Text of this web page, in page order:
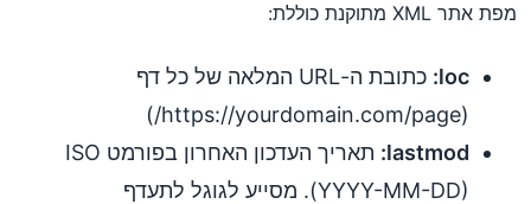
מפת אתר XML מתוקנת כוללת:
loc:
כתובת ה-URL המלאה של כל דף
(https://yourdomain.com/page/)
lastmod:
תאריך העדכון האחרון בפורמט ISO
(YYYY-MM-DD). מסייע לגוגל לתעדף